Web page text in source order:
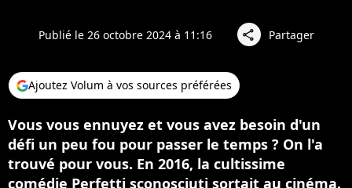
Publié le 26 octobre 2024 à 11:16 share Partager
Ajoutez Volum à vos sources préférées
Vous vous ennuyez et vous avez besoin d'un
défi un peu fou pour passer le temps ? On l'a
trouvé pour vous. En 2016, la cultissime
comédie Perfetti sconosciuti sortait au cinéma.